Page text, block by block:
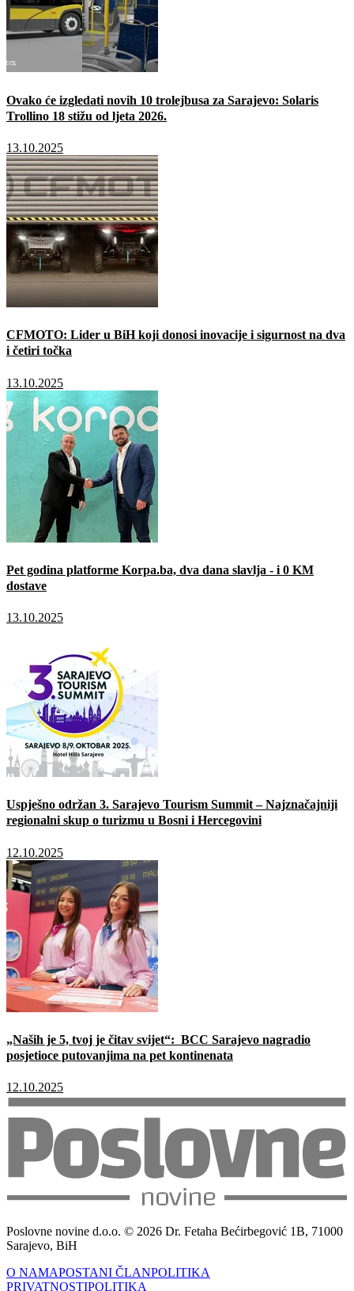
Ovako će izgledati novih 10 trolejbusa za Sarajevo: Solaris
Trollino 18 stižu od ljeta 2026.
13.10.2025
CFMOTO: Lider u BiH koji donosi inovacije i sigurnost na dva
i četiri točka
13.10.2025
Pet godina platforme Korpa.ba, dva dana slavlja - i 0 KM
dostave
13.10.2025
Uspješno održan 3. Sarajevo Tourism Summit – Najznačajniji
regionalni skup o turizmu u Bosni i Hercegovini
12.10.2025
„Naših je 5, tvoj je čitav svijet“: BCC Sarajevo nagradio
posjetioce putovanjima na pet kontinenata
12.10.2025
Poslovne novine d.o.o. © 2026 Dr. Fetaha Bećirbegović 1B, 71000
Sarajevo, BiH
O NAMAPOSTANI ČLANPOLITIKA
PRIVATNOSTIPOLITIKA